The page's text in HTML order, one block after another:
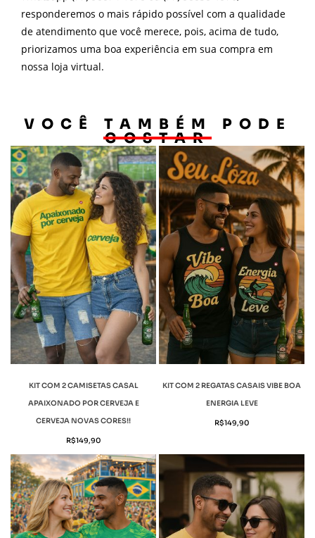
responderemos o mais rápido possível com a qualidade
de atendimento que você merece, pois, acima de tudo,
priorizamos uma boa experiência em sua compra em
nossa loja virtual.
VOCÊ TAMBÉM PODE
GOSTAR
KIT COM 2 CAMISETAS CASAL
APAIXONADO POR CERVEJA E
CERVEJA NOVAS CORES!!
R$149,90
KIT COM 2 REGATAS CASAIS VIBE BOA
ENERGIA LEVE
R$149,90